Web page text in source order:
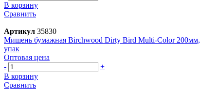
В корзину
Сравнить
Артикул 35830
Мишень бумажная Birchwood Dirty Bird Multi-Color 200мм,
упак
Оптовая цена
-
+
В корзину
Сравнить